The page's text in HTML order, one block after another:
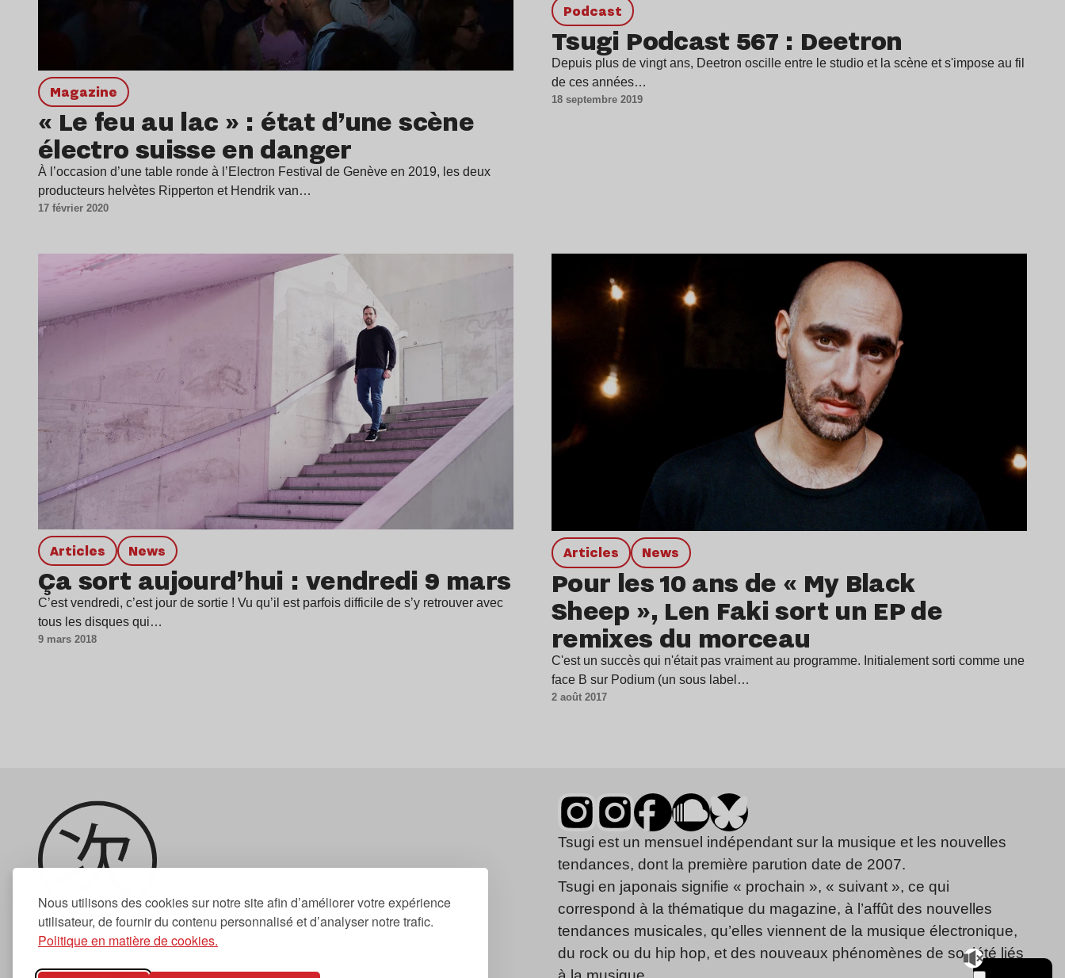
Nous utilisons des cookies sur notre site afin d’améliorer votre expérience
utilisateur, de fournir du contenu personnalisé et d’analyser notre trafic.
Politique en matière de cookies.
magazine
« Le feu au lac » : état d’une scène
électro suisse en danger
À l’occasion d’une table ronde à l’Electron Festival de Genève en 2019, les deux
producteurs helvètes Ripperton et Hendrik van…
17 février 2020
podcast
Tsugi Podcast 567 : Deetron
Depuis plus de vingt ans, Deetron oscille entre le studio et la scène et s'impose au fil
de ces années…
18 septembre 2019
Articles news
Ça sort aujourd’hui : vendredi 9 mars
C’est vendredi, c’est jour de sortie ! Vu qu’il est parfois difficile de s’y retrouver avec
tous les disques qui…
9 mars 2018
Articles news
Pour les 10 ans de « My Black
Sheep », Len Faki sort un EP de
remixes du morceau
C'est un succès qui n'était pas vraiment au programme. Initialement sorti comme une
face B sur Podium (un sous label…
2 août 2017
Newsletter
Tsugi est un mensuel indépendant sur la musique et les nouvelles
tendances, dont la première parution date de 2007.
Tsugi en japonais signifie « prochain », « suivant », ce qui
correspond à la thématique du magazine, à l’affût des nouvelles
tendances musicales, qu’elles viennent de la musique électronique,
du rock ou du hip hop, et des nouveaux phénomènes de société liés